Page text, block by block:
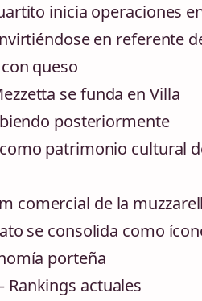
inicia operaciones
en referente
queso
se funda en Villa
posteriormente
patrimonio cultural
comercial de la
se consolida como
porteña
actuales